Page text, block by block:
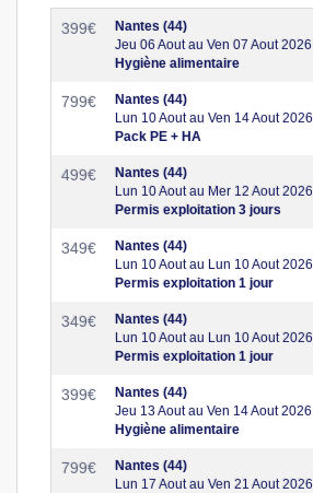
399€
Nantes (44)
Jeu 06 Aout au Ven 07 Aout 2026
Hygiène alimentaire
799€
Nantes (44)
Lun 10 Aout au Ven 14 Aout 2026
Pack PE + HA
499€
Nantes (44)
Lun 10 Aout au Mer 12 Aout 2026
Permis exploitation 3 jours
349€
Nantes (44)
Lun 10 Aout au Lun 10 Aout 2026
Permis exploitation 1 jour
349€
Nantes (44)
Lun 10 Aout au Lun 10 Aout 2026
Permis exploitation 1 jour
399€
Nantes (44)
Jeu 13 Aout au Ven 14 Aout 2026
Hygiène alimentaire
799€
Nantes (44)
Lun 17 Aout au Ven 21 Aout 2026